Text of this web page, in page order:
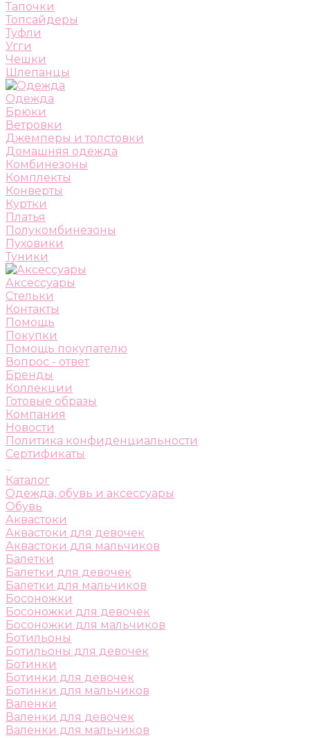
Тапочки
Топсайдеры
Туфли
Угги
Чешки
Шлепанцы
Одежда
Брюки
Ветровки
Джемперы и толстовки
Домашняя одежда
Комбинезоны
Комплекты
Конверты
Куртки
Платья
Полукомбинезоны
Пуховики
Туники
Аксессуары
Стельки
Контакты
Помощь
Покупки
Помощь покупателю
Вопрос - ответ
Бренды
Коллекции
Готовые образы
Компания
Новости
Политика конфиденциальности
Сертификаты
...
Каталог
Одежда, обувь и аксессуары
Обувь
Аквастоки
Аквастоки для девочек
Аквастоки для мальчиков
Балетки
Балетки для девочек
Балетки для мальчиков
Босоножки
Босоножки для девочек
Босоножки для мальчиков
Ботильоны
Ботильоны для девочек
Ботинки
Ботинки для девочек
Ботинки для мальчиков
Валенки
Валенки для девочек
Валенки для мальчиков